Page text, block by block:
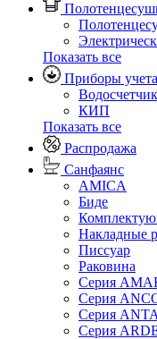
Показать все
Приборы
Водосчетчик
КИП
Показать все
Распродажа
Санфаянс
AMICA
Биде
Накладные
Писсуар
Раковина
Серия
Серия
Серия
Серия